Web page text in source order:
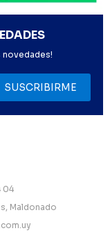
04
Maldonado
novedades!
SUSCRIBIRME